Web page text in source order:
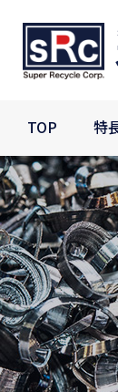
TOP 特長
TOP 特